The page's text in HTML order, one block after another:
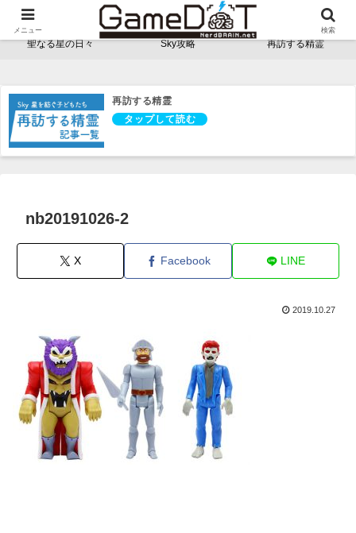
NerdBRAINゲーム支部 - ゲームドット -
聖なる星の日々 Sky攻略 再訪する精霊
再訪する精霊
nb20191026-2
X Facebook LINE
2019.10.27
メニュー 検索